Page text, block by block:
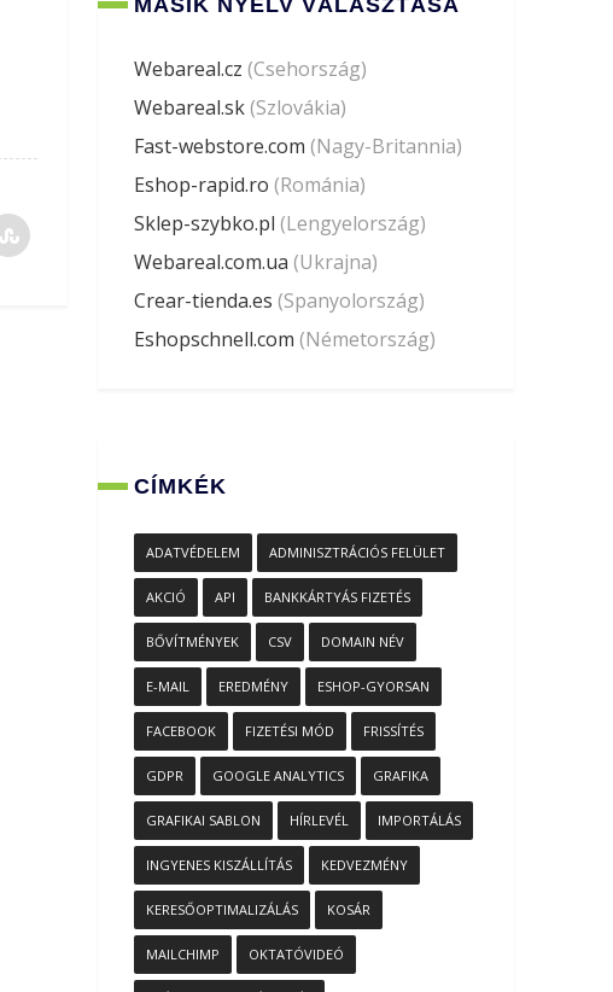
MÁSIK NYELV VÁLASZTÁSA
Webareal.cz (Csehország)
Webareal.sk(Szlovákia)
Fast-webstore.com (Nagy-Britannia)
Eshop-rapid.ro (Románia)
Sklep-szybko.pl (Lengyelország)
Webareal.com.ua (Ukrajna)
Crear-tienda.es (Spanyolország)
Eshopschnell.com (Németország)
CÍMKÉK
ADATVÉDELEM ADMINISZTRÁCIÓS FELÜLET
AKCIÓ API BANKKÁRTYÁS FIZETÉS
BŐVÍTMÉNYEK CSV DOMAIN NÉV
E-MAIL EREDMÉNY ESHOP-GYORSAN
FACEBOOK FIZETÉSI MÓD FRISSÍTÉS
GDPR GOOGLE ANALYTICS GRAFIKA
GRAFIKAI SABLON HÍRLEVÉL IMPORTÁLÁS
INGYENES KISZÁLLÍTÁS KEDVEZMÉNY
KERESŐOPTIMALIZÁLÁS KOSÁR
MAILCHIMP OKTATÓVIDEÓ